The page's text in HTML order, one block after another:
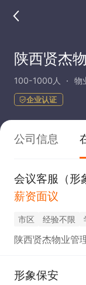
陕西贤杰
100-1000人 物
企业认证
公司信息
会议客服（形
薪资面议
市区 经验不限
陕西贤杰物业管
形象保安